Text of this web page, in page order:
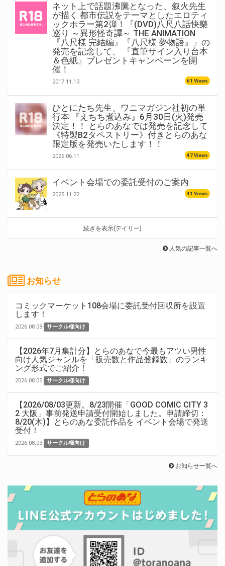
ネット上で話題沸騰となった、叙火先生
が描く 都市伝説をテーマとしたエロティ
ックホラー第2弾！『(DVD)八尺八話快樂
巡り ～異形怪奇譚～ THE ANIMATION
『八尺様 完結編』『八尺様 夢物語』』の
発売を記念して、 『直筆サイン入り台本
＆色紙』プレゼントキャンペーンを開
催！
2017.11.13 61 Views
ひとにたち先生、ワニマガジン社初の単
行本 『えちち煮込み』6月30日(火)発売
決定！！ とらのあなでは発売を記念して
《特製B2タペストリー》付きとらのあな
限定版を発売いたします！！
2026.06.11 47 Views
イベント会場での委託受付のご案内
2025.11.22 41 Views
続きを表示(デイリー)
人気の記事一覧へ
お知らせ
コミックマーケット108会場に委託受付回収所を設置
します！
2026.08.08 サークル様向け
【2026年7月集計分】とらのあなで今最もアツい男性
向け人気ジャンルを「販売数と作品登録数」のランキ
ング形式でご紹介！
2026.08.05 サークル様向け
【2026/08/03更新。8/23開催「GOOD COMIC CITY 3
2 大阪」事前発送申請受付開始しました。申請締切：
8/20(木)】とらのあな委託作品を イベント会場で発送
受付！
2026.08.03 サークル様向け
お知らせ一覧へ